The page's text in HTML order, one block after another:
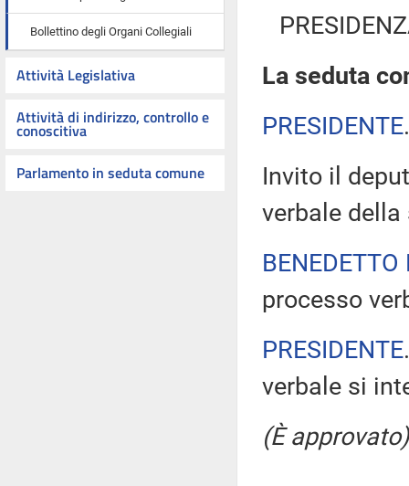
Bollettino degli Organi Collegiali
Attività Legislativa
Attività di indirizzo, controllo e
conoscitiva
Parlamento in seduta comune
La seduta
PRESIDENTE
Invito il
verbale della
processo
PRESIDENTE
verbale si
(È approvato)